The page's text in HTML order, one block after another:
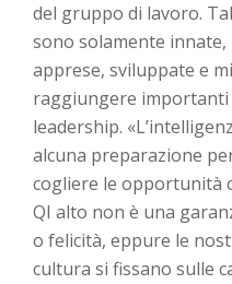
del gruppo di lavoro.
sono solamente innate,
apprese, sviluppate e
raggiungere
leadership.
alcuna preparazione
cogliere le opportunità
QI alto non è una
o felicità, eppure le
cultura si fissano sulle